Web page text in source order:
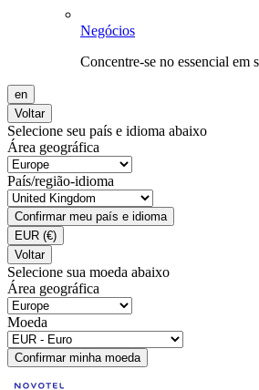
Negócios
Concentre-se no essencial em
en
Voltar
Selecione seu país e idioma abaixo
Área geográfica
País/região-idioma
Confirmar meu país e idioma
EUR (€)
Voltar
Selecione sua moeda abaixo
Área geográfica
Moeda
Confirmar minha moeda